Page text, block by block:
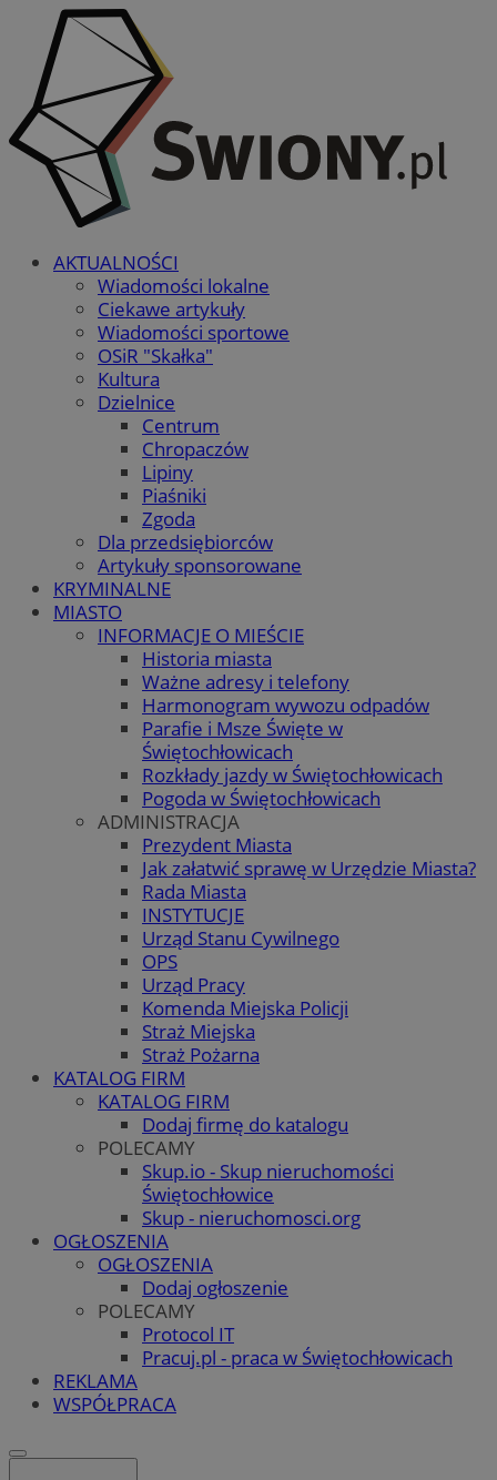
AKTUALNOŚCI
Wiadomości lokalne
Ciekawe artykuły
Wiadomości sportowe
OSiR "Skałka"
Kultura
Dzielnice
Centrum
Chropaczów
Lipiny
Piaśniki
Zgoda
Dla przedsiębiorców
Artykuły sponsorowane
KRYMINALNE
MIASTO
INFORMACJE O MIEŚCIE
Historia miasta
Ważne adresy i telefony
Harmonogram wywozu odpadów
Parafie i Msze Święte w
Świętochłowicach
Rozkłady jazdy w Świętochłowicach
Pogoda w Świętochłowicach
ADMINISTRACJA
Prezydent Miasta
Jak załatwić sprawę w Urzędzie Miasta?
Rada Miasta
INSTYTUCJE
Urząd Stanu Cywilnego
OPS
Urząd Pracy
Komenda Miejska Policji
Straż Miejska
Straż Pożarna
KATALOG FIRM
KATALOG FIRM
Dodaj firmę do katalogu
POLECAMY
Skup.io - Skup nieruchomości
Świętochłowice
Skup - nieruchomosci.org
OGŁOSZENIA
OGŁOSZENIA
Dodaj ogłoszenie
POLECAMY
Protocol IT
Pracuj.pl - praca w Świętochłowicach
REKLAMA
WSPÓŁPRACA